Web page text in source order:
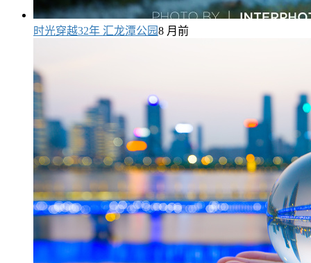
时光穿越32年 汇龙潭公园8 月前